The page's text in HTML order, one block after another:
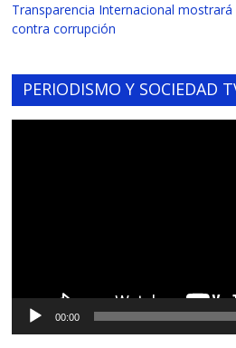
Transparencia Internacional mostrará
contra corrupción
PERIODISMO Y SOCIEDAD
00:00